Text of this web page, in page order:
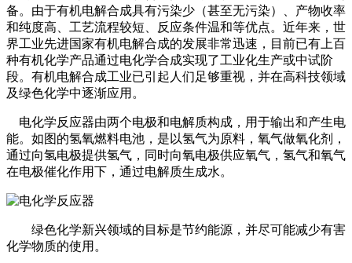
备。由于有机电解合成具有污染少（甚至无污染）、产物收率
和纯度高、工艺流程较短、反应条件温和等优点。近年来，世
界工业先进国家有机电解合成的发展非常迅速，目前已有上百
种有机化学产品通过电化学合成实现了工业化生产或中试阶
段。有机电解合成工业已引起人们足够重视，并在高科技领域
及绿色化学中逐渐应用。
电化学反应器由两个电极和电解质构成，用于输出和产生电
能。如图的氢氧燃料电池，是以氢气为原料，氧气做氧化剂，
通过向氢电极提供氢气，同时向氧电极供应氧气，氢气和氧气
在电极催化作用下，通过电解质生成水。
绿色化学新兴领域的目标是节约能源，并尽可能减少有害
化学物质的使用。